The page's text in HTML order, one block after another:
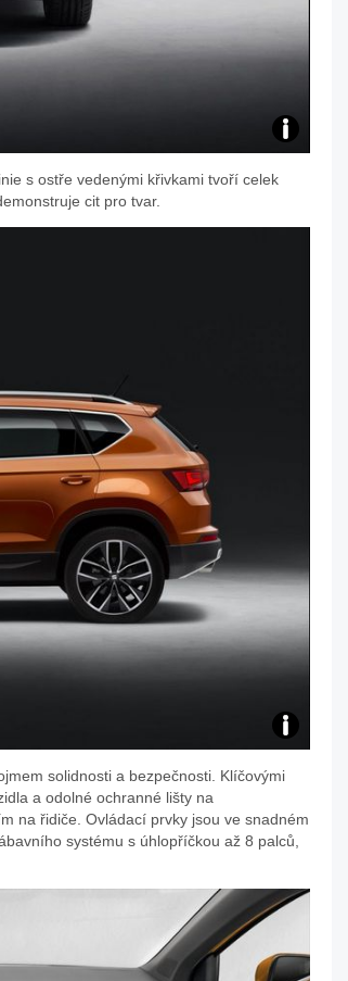
Zdroj:
s ostře vedenými křivkami tvoří celek
cit pro tvar.
Zdroj:
fotobanka
automobilky
solidnosti a bezpečnosti. Klíčovými
a odolné ochranné lišty na
na řidiče. Ovládací prvky jsou ve snadném
systému s úhlopříčkou až 8 palců,